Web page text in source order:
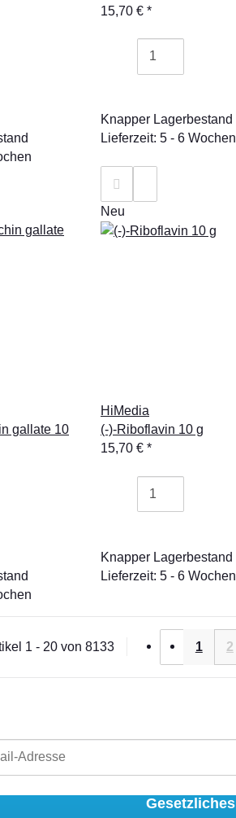
15,70 € *
Knapper Lagerbestand
Lieferzeit: 5 - 6 Wochen
gallate 10
Neu
HiMedia
(-)-Riboflavin 10 g
15,70 € *
Knapper Lagerbestand
Lieferzeit: 5 - 6 Wochen
1 - 20 von 8133 1 2
Gesetzliches